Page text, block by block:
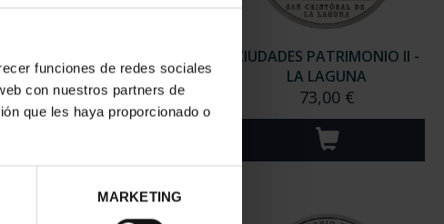
funciones de redes sociales
con nuestros partners de
que les haya proporcionado o
MARKETING
MÉRIDA
73,00 €
CIUDADES PATRIMONIO II -
LA LAGUNA
73,00 €